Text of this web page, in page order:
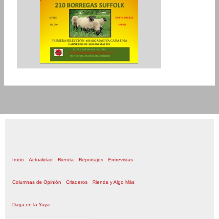
Inicio Actualidad Rienda Reportajes Entrevistas
Columnas de Opinión Criaderos Rienda y Algo Más
Daga en la Yaya